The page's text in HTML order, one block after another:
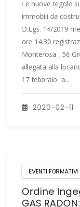
Le nuove regole
immobili da
D.Lgs. 14/2019
ore 14.30
Monterosa , 56
allegata alla
17 febbraio a...
2020-02-11
EVENTI FORMATIVI
Ordine
GAS